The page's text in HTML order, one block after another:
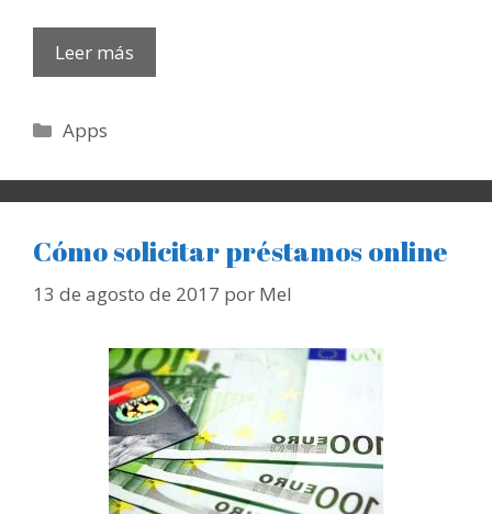
Leer más
Categorías
Apps
Cómo solicitar préstamos online
13 de agosto de 2017 por Mel